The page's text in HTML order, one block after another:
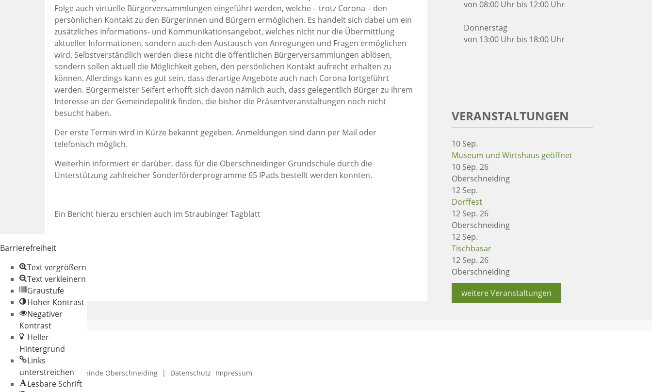
Folge auch virtuelle Bürgerversammlungen eingeführt werden, welche – trotz Corona – den
persönlichen Kontakt zu den Bürgerinnen und Bürgern ermöglichen. Es handelt sich dabei um ein
zusätzliches Informations- und Kommunikationsangebot, welches nicht nur die Übermittlung
aktueller Informationen, sondern auch den Austausch von Anregungen und Fragen ermöglichen
wird. Selbstverständlich werden diese nicht die öffentlichen Bürgerversammlungen ablösen,
sondern sollen aktuell die Möglichkeit geben, den persönlichen Kontakt aufrecht erhalten zu
können. Allerdings kann es gut sein, dass derartige Angebote auch nach Corona fortgeführt
werden. Bürgermeister Seifert erhofft sich davon nämlich auch, dass gelegentlich Bürger zu ihrem
Interesse an der Gemeindepolitik finden, die bisher die Präsentveranstaltungen noch nicht
besucht haben.
Der erste Termin wird in Kürze bekannt gegeben. Anmeldungen sind dann per Mail oder
telefonisch möglich.
Weiterhin informiert er darüber, dass für die Oberschneidinger Grundschule durch die
Unterstützung zahlreicher Sonderförderprogramme 65 IPads bestellt werden konnten.
Ein Bericht hierzu erschien auch im Straubinger Tagblatt
von 08:00 Uhr bis 12:00 Uhr
Donnerstag
von 13:00 Uhr bis 18:00 Uhr
VERANSTALTUNGEN
10 Sep.
Museum und Wirtshaus geöffnet
10 Sep. 26
Oberschneiding
12 Sep.
Dorffest
12 Sep. 26
Oberschneiding
12 Sep.
Tischbasar
12 Sep. 26
Oberschneiding
weitere Veranstaltungen
© 2026 Gemeinde Oberschneiding | Datenschutz Impressum
Barrierefreiheit
Text vergrößern
Text verkleinern
Graustufe
Hoher Kontrast
Negativer
Kontrast
Heller
Hintergrund
Links
unterstreichen
Lesbare Schrift